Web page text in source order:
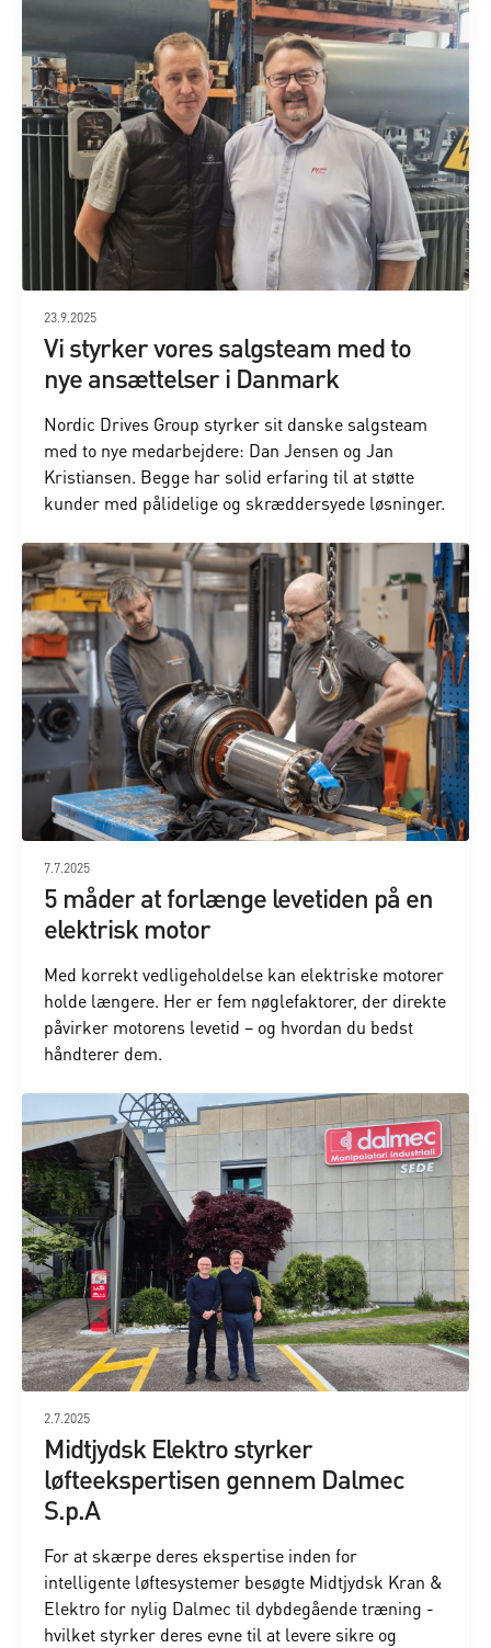
23.9.2025
Vi styrker vores salgsteam med to
nye ansættelser i Danmark
Nordic Drives Group styrker sit danske salgsteam
med to nye medarbejdere: Dan Jensen og Jan
Kristiansen. Begge har solid erfaring til at støtte
kunder med pålidelige og skræddersyede løsninger.
7.7.2025
5 måder at forlænge levetiden på en
elektrisk motor
Med korrekt vedligeholdelse kan elektriske motorer
holde længere. Her er fem nøglefaktorer, der direkte
påvirker motorens levetid – og hvordan du bedst
håndterer dem.
2.7.2025
Midtjydsk Elektro styrker
løfteekspertisen gennem Dalmec
S.p.A
For at skærpe deres ekspertise inden for
intelligente løftesystemer besøgte Midtjydsk Kran &
Elektro for nylig Dalmec til dybdegående træning -
hvilket styrker deres evne til at levere sikre og